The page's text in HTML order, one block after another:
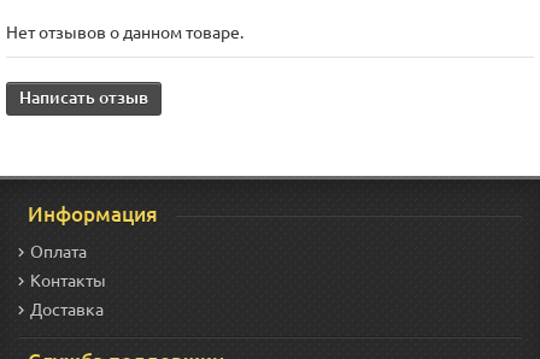
Нет отзывов о данном товаре.
Написать отзыв
Информация
Оплата
Контакты
Доставка